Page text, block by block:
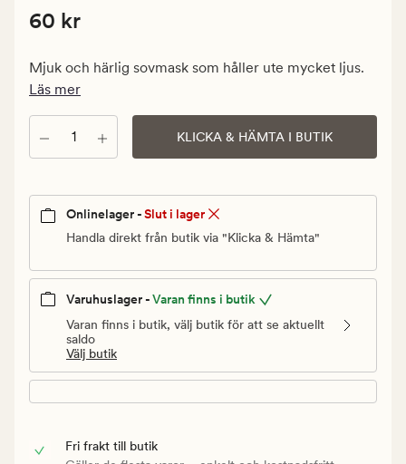
4
Pris
Ordinarie
pris
60
kr
Pris 60 kr
60 kr
Mjuk och härlig sovmask som håller ute mycket ljus.
Läs mer
Antal KLICKA & HÄMTA I BUTIK
Onlinelager -Slut i lager
Handla direkt från butik via "Klicka & Hämta"
Varuhuslager -Varan finns i butik
Varan finns i butik, välj butik för att se aktuellt
saldo
Välj butik
Fri frakt till butik